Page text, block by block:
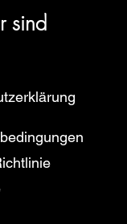
sind
und Zeppelin.